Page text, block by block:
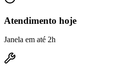
Atendimento hoje
Janela em até 2h